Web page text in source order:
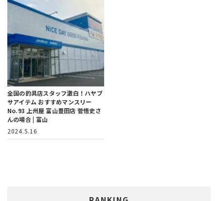
全国の釣具店スタッフ激白！ハヤブ
サアイテム おすすめマンスリー
No.93 上州屋 富山豊田店 菅悟史さ
んの場合 | 富山
2024.5.16